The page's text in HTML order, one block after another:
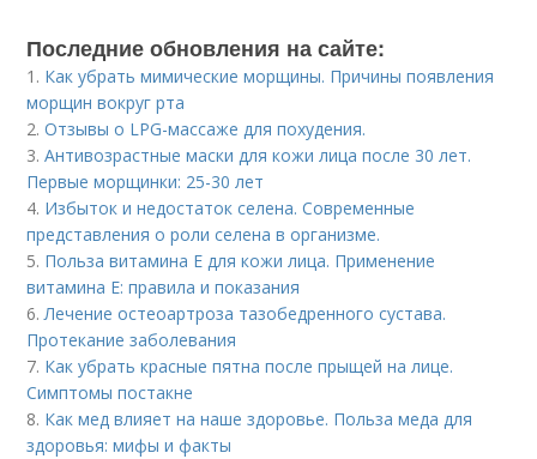
Последние обновления на сайте:
1. Как убрать мимические морщины. Причины появления
морщин вокруг рта
2.Отзывы о LPG-массаже для похудения.
3.Антивозрастные маски для кожи лица после 30 лет.
Первые морщинки: 25-30 лет
4. Избыток и недостаток селена. Современные
представления о роли селена в организме.
5. Польза витамина Е для кожи лица. Применение
витамина E: правила и показания
6.Лечение остеоартроза тазобедренного сустава.
Протекание заболевания
7. Как убрать красные пятна после прыщей на лице.
Симптомы постакне
8. Как мед влияет на наше здоровье. Польза меда для
здоровья: мифы и факты